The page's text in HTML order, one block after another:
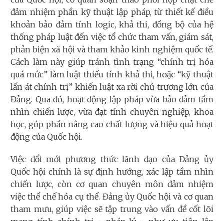
đảm nhiệm phần kỹ thuật lập pháp, từ thiết kế điều
khoản bảo đảm tính logic, khả thi, đồng bộ của hệ
thống pháp luật đến việc tổ chức tham vấn, giám sát,
phản biện xã hội và tham khảo kinh nghiệm quốc tế.
Cách làm này giúp tránh tình trạng “chính trị hóa
quá mức” làm luật thiếu tính khả thi, hoặc “kỹ thuật
lấn át chính trị” khiến luật xa rời chủ trương lớn của
Đảng. Qua đó, hoạt động lập pháp vừa bảo đảm tầm
nhìn chiến lược, vừa đạt tính chuyên nghiệp, khoa
học, góp phần nâng cao chất lượng và hiệu quả hoạt
động của Quốc hội.
Việc đổi mới phương thức lãnh đạo của Đảng ủy
Quốc hội chính là sự định hướng, xác lập tầm nhìn
chiến lược, còn cơ quan chuyên môn đảm nhiệm
việc thể chế hóa cụ thể. Đảng ủy Quốc hội và cơ quan
tham mưu, giúp việc sẽ tập trung vào vấn đề cốt lõi